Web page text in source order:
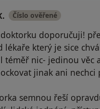
Číslo ověřené
doporučuji!
lékaře který je sice
téměř nic- jedinou věc
jinak ani nechci
semnou řeší